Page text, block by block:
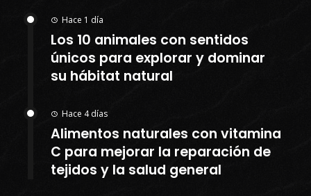
Hace 1 día
Los 10 animales con sentidos
únicos para explorar y dominar
su hábitat natural
Hace 4 días
Alimentos naturales con vitamina
C para mejorar la reparación de
tejidos y la salud general